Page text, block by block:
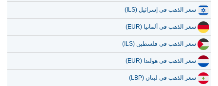
سعر الذهب في إسرائيل (ILS)
سعر الذهب في ألمانيا (EUR)
سعر الذهب في فلسطين (ILS)
سعر الذهب في هولندا (EUR)
سعر الذهب في لبنان (LBP)